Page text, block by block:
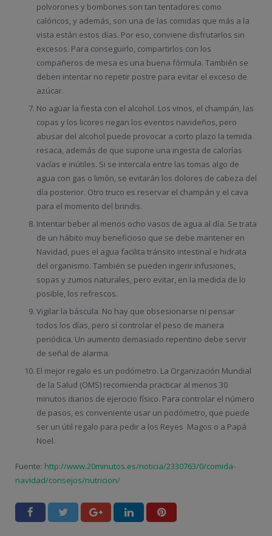
polvorones y bombones son tan tentadores como
calóricos, y además, son una de las comidas que más a la
vista están estos días. Por eso, conviene disfrutarlos sin
excesos. Para conseguirlo, compartirlos con los
compañeros de mesa es una buena fórmula. También se
deben intentar no repetir postre para evitar el exceso de
azúcar.
No agüar la fiesta con el alcohol. Los vinos, el champán, las
copas y los licores riegan los eventos navideños, pero
abusar del alcohol puede provocar a corto plazo la temida
resaca, además de que supone una ingesta de calorías
vacías e inútiles. Si se intercala entre las tomas algo de
agua con gas o limón, se evitarán los dolores de cabeza del
día posterior. Otro truco es reservar el champán y el cava
para el momento del brindis.
Intentar beber al menos ocho vasos de agua al día. Se trata
de un hábito muy beneficioso que se debe mantener en
Navidad, pues el agua facilita tránsito intestinal e hidrata
del organismo. También se pueden ingerir infusiones,
sopas y zumos naturales, pero evitar, en la medida de lo
posible, los refrescos.
Vigilar la báscula. No hay que obsesionarse ni pensar
todos los días, pero sí controlar el peso de manera
periódica. Un aumento demasiado repentino debe servir
de señal de alarma.
El mejor regalo es un podómetro. La Organización Mundial
de la Salud (OMS) recomienda practicar al menos 30
minutos diarios de ejercicio físico. Para controlar el número
de pasos, es conveniente usar un podómetro, que puede
ser un útil regalo para pedir a los Reyes Magos o a Papá
Noel.
Fuente: http://www.20minutos.es/noticia/2330763/0/comida-
navidad/consejos/nutricion/